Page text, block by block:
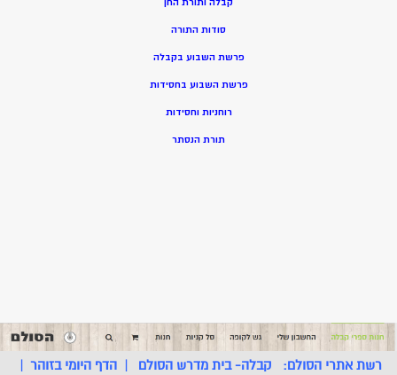
סודות התורה
פרשת השבוע בקבלה
פרשת השבוע בחסידות
רוחניות וחסידות
תורת הנסתר
רשת אתרי הסולם: קבלה- בית מדרש הסולם |הדף היומי בזוהר